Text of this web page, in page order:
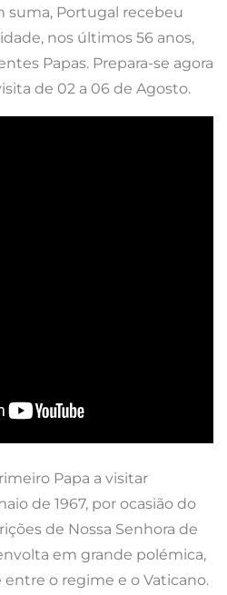
suma, Portugal recebeu
nos últimos 56 anos,
Papas. Prepara-se agora
de 02 a 06 de Agosto.
Papa a visitar
de 1967, por ocasião do
de Nossa Senhora de
em grande polémica,
o regime e o Vaticano.